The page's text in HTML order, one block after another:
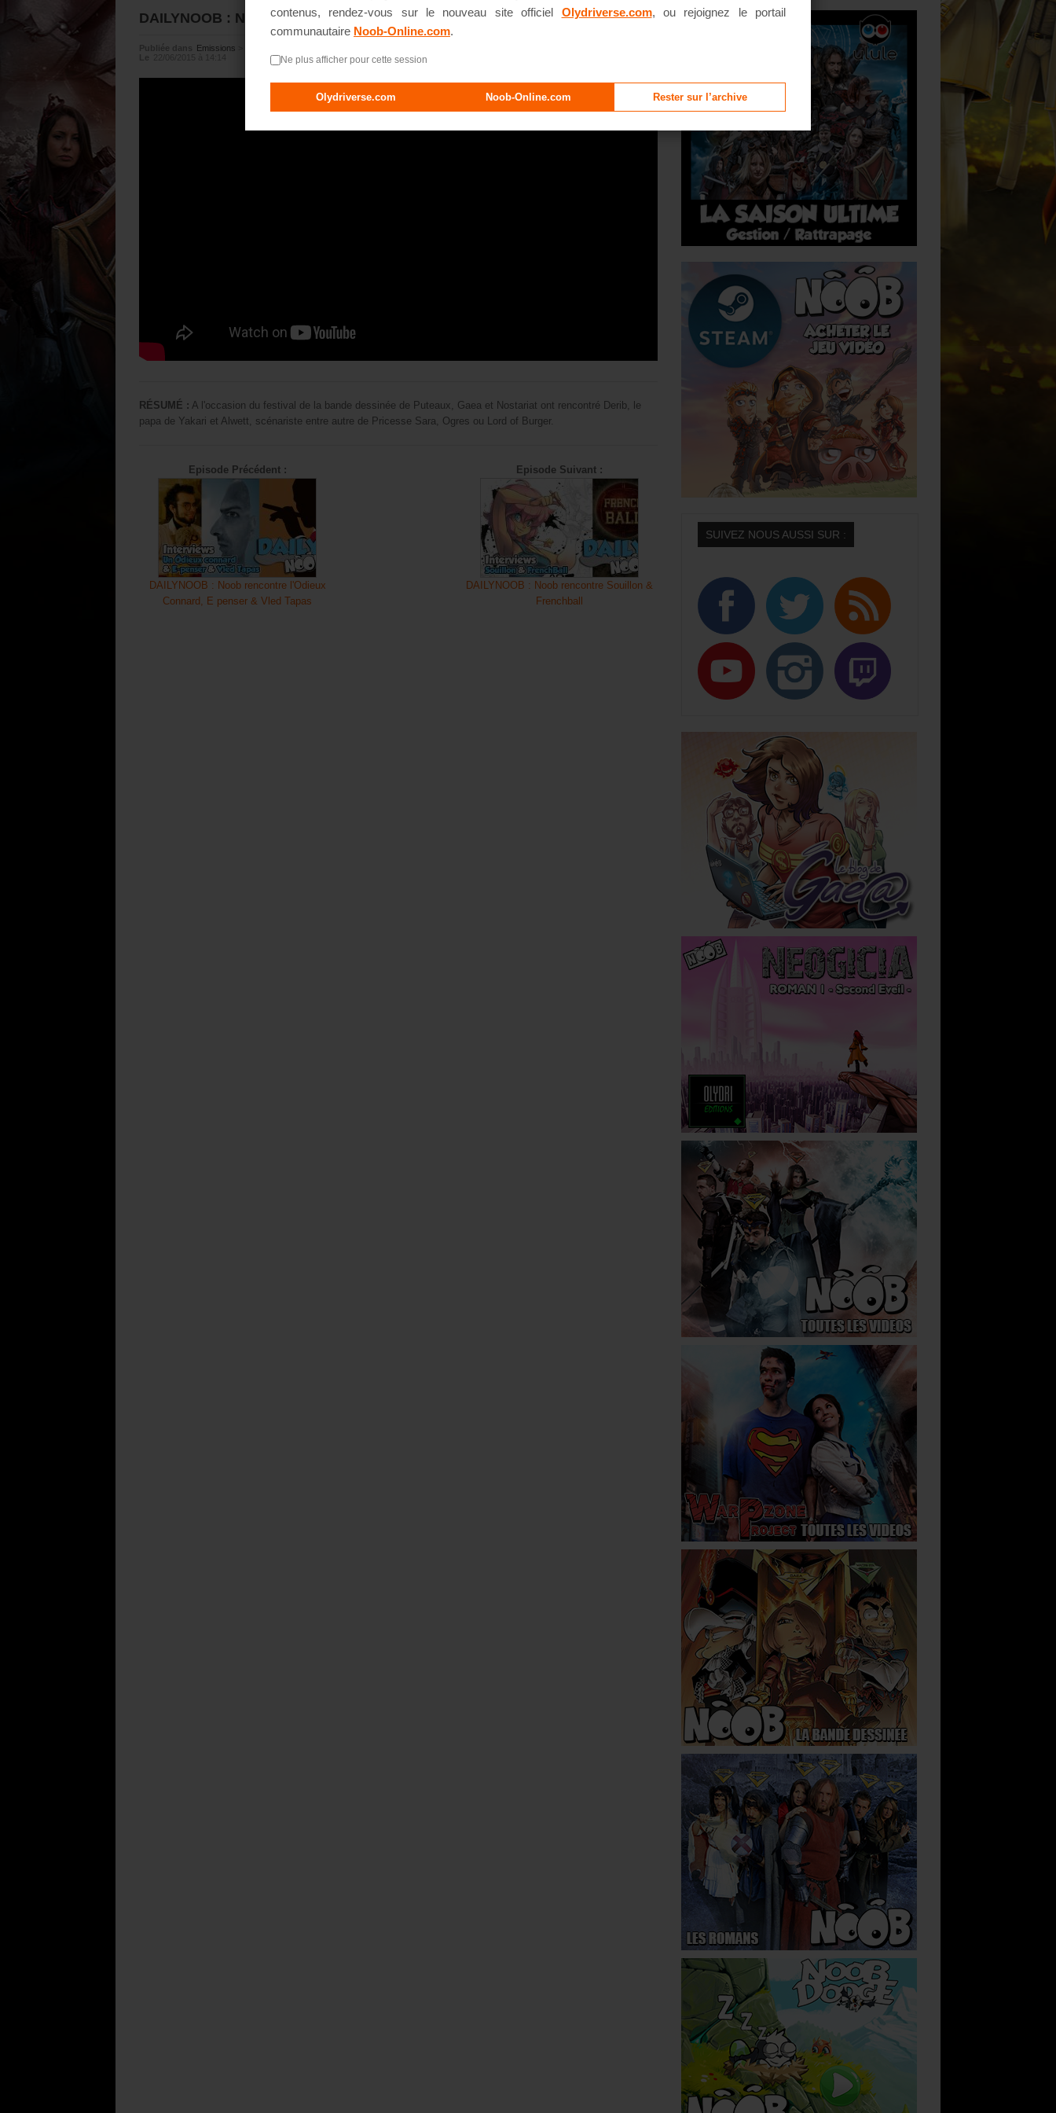
contenus, rendez-vous sur le nouveau site officiel Olydriverse.com, ou rejoignez le portail
communautaire Noob-Online.com.
Ne plus afficher pour cette session
Olydriverse.com Noob-Online.com Rester sur l’archive
DAILYNOOB : Noob rencontre Derib & Alwett
Emissions
RÉSUMÉ : A l'occasion du festival de la bande dessinée de Puteaux, Gaea et Nostariat ont rencontré Derib, le
papa de Yakari et Alwett, scénariste entre autre de Pricesse Sara, Ogres ou Lord of Burger.
Episode Précédent :
DAILYNOOB : Noob rencontre l'Odieux
Connard, E penser & Vled Tapas
Episode Suivant :
DAILYNOOB : Noob rencontre Souillon &
Frenchball
SUIVEZ NOUS AUSSI SUR :